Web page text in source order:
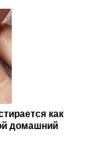
как
домашний